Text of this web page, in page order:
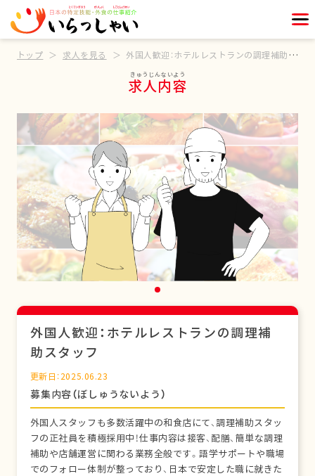
トップ 求人を見る 外国人歓迎：ホテルレストランの調理補助スタッフ
求人内容
外国人歓迎：ホテルレストランの調理補
助スタッフ
更新日：2025.06.23
募集内容（ぼしゅうないよう）
外国人スタッフも多数活躍中の和食店にて、調理補助スタッ
フの正社員を積極採用中！仕事内容は接客、配膳、簡単な調理
補助や店舗運営に関わる業務全般です。語学サポートや職場
でのフォロー体制が整っており、日本で安定した職に就きた